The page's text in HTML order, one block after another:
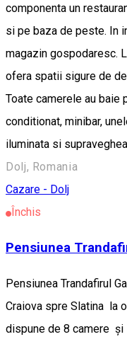
componenta un
si pe baza de peste. In
magazin gospodaresc.
ofera spatii sigure de
Toate camerele au baie
conditionat, minibar,
iluminata si
Dolj, Romania
Cazare - Dolj
Închis
Pensiunea
Pensiunea Trandafirul
Craiova spre Slatina la
dispune de 8 camere și